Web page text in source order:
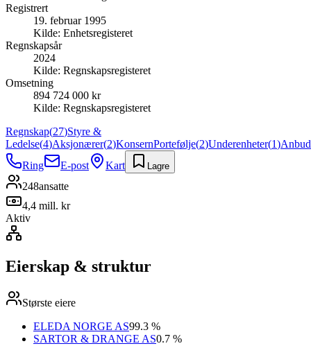
Registrert
19. februar 1995
Kilde: Enhetsregisteret
Regnskapsår
2024
Kilde: Regnskapsregisteret
Omsetning
894 724 000 kr
Kilde: Regnskapsregisteret
Regnskap(27)Styre &
Ledelse(4)Aksjonærer(2)KonsernPortefølje(2)Underenheter(1)Anbud
Ring
E-post Kart Lagre
248ansatte
4,4 mill. kr
Aktiv
Eierskap & struktur
Største eiere
ELEDA NORGE AS99.3 %
SARTOR & DRANGE AS0.7 %